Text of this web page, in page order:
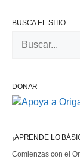
BUSCA EL SITIO
DONAR
¡APRENDE LO
Comienzas con el